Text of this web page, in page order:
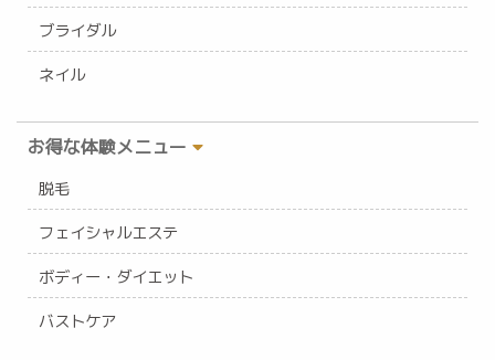
ブライダル
ネイル
お得な体験メニュー
脱毛
フェイシャルエステ
ボディー・ダイエット
バストケア